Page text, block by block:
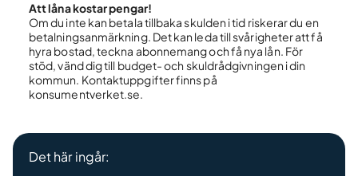
Att låna kostar pengar!
Om du inte kan betala tillbaka skulden i tid riskerar du en
betalningsanmärkning. Det kan leda till svårigheter att få
hyra bostad, teckna abonnemang och få nya lån. För
stöd, vänd dig till budget- och skuldrådgivningen i din
kommun. Kontaktuppgifter finns på
konsumentverket.se.
Det här ingår: